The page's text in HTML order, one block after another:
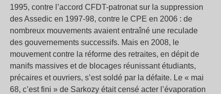
1995, contre l’accord CFDT-patronat sur la suppression
des Assedic en 1997-98, contre le CPE en 2006 : de
nombreux mouvements avaient entraîné une reculade
des gouvernements successifs. Mais en 2008, le
mouvement contre la réforme des retraites, en dépit de
manifs massives et de blocages réunissant étudiants,
précaires et ouvriers, s’est soldé par la défaite. Le « mai
68, c’est fini » de Sarkozy était censé acter l’évaporation